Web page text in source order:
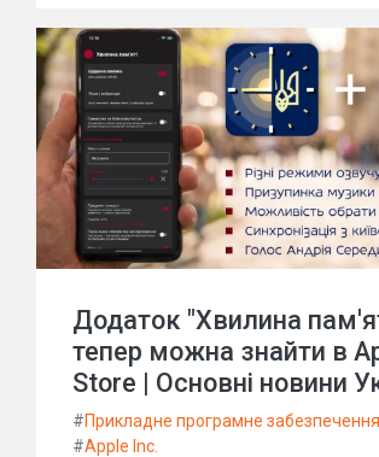
Додаток "Хвилина
тепер можна знайти в
Store | Основні новини
#Прикладне програмне забезпечення
#Apple Inc.